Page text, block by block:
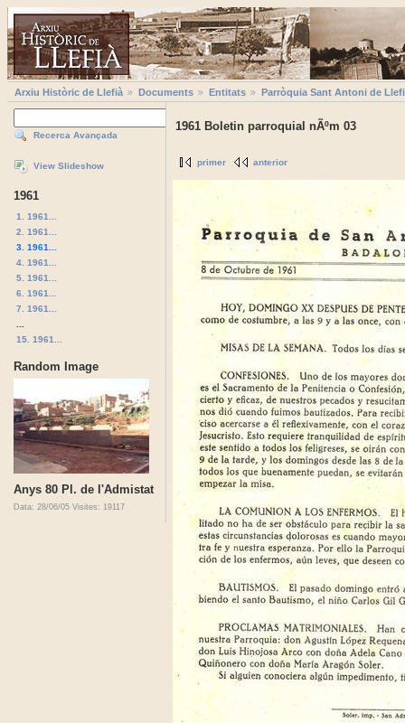
Arxiu Històric de Llefià Documents Entitats Parròquia Sant Antoni de
Recerca Avançada
View Slideshow
1961
1. 1961...
2. 1961...
3. 1961...
4. 1961...
5. 1961...
6. 1961...
7. 1961...
15. 1961...
Random Image
Anys 80 Pl. de l'Admistat
Data: 28/06/05 Visites: 19117
1961 Boletin parroquial nÃºm 03
primer anterior